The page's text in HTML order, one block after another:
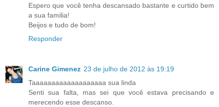
Espero que você tenha descansado bastante e curtido bem
a sua familia!
Beijos e tudo de bom!
Responder
Carine Gimenez 23 de julho de 2012 às 19:19
Taaaaaaaaaaaaaaaaaaa sua linda
Senti sua falta, mas sei que você estava precisando e
merecendo esse descanso.